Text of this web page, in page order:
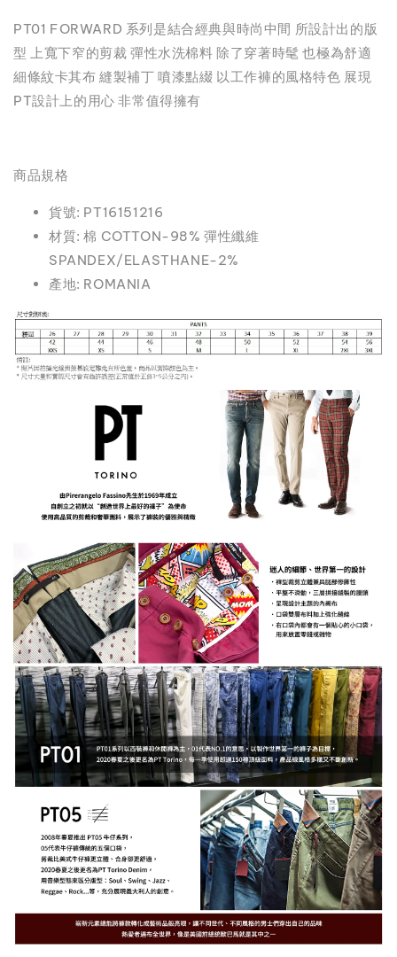
PT01 FORWARD 系列是結合經典與時尚中間 所設計出的版
型 上寬下窄的剪裁 彈性水洗棉料 除了穿著時髦 也極為舒適
細條紋卡其布 縫製補丁 噴漆點綴 以工作褲的風格特色 展現
PT設計上的用心 非常值得擁有
商品規格
貨號: PT16151216
材質: 棉 COTTON-98% 彈性纖維
SPANDEX/ELASTHANE-2%
產地: ROMANIA